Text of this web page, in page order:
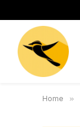
Home »